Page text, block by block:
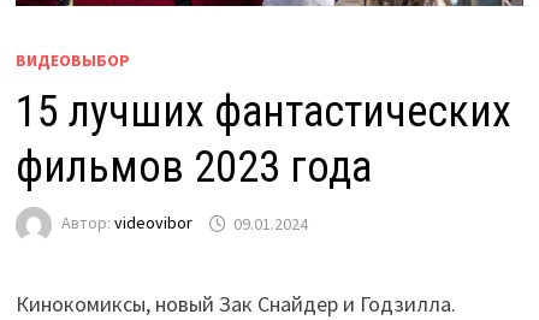
ВИДЕОВЫБОР
15 лучших фантастических
фильмов 2023 года
Автор: videovibor 09.01.2024
Кинокомиксы, новый Зак Снайдер и Годзилла.